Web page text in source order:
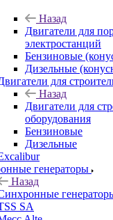
Назад
Двигатели для
электростанций
Бензиновые
Дизельные
для
Назад
Двигатели для
оборудования
Бензиновые
Дизельные
генераторы
Назад
SA